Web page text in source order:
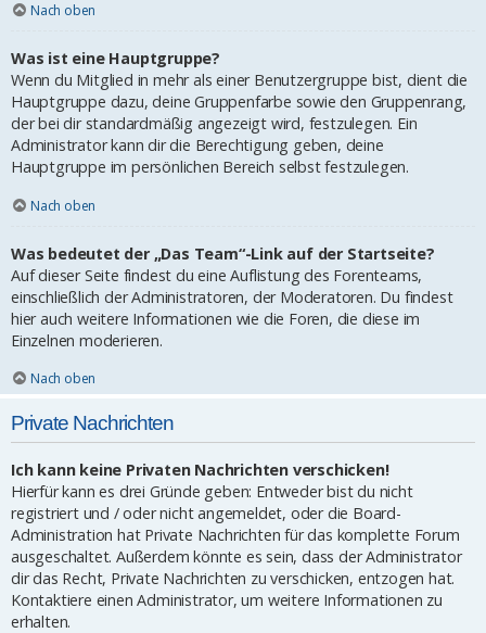
Nach oben
Was ist eine Hauptgruppe?
Wenn du Mitglied in mehr als einer Benutzergruppe bist, dient die
Hauptgruppe dazu, deine Gruppenfarbe sowie den Gruppenrang,
der bei dir standardmäßig angezeigt wird, festzulegen. Ein
Administrator kann dir die Berechtigung geben, deine
Hauptgruppe im persönlichen Bereich selbst festzulegen.
Nach oben
Was bedeutet der „Das Team“-Link auf der Startseite?
Auf dieser Seite findest du eine Auflistung des Forenteams,
einschließlich der Administratoren, der Moderatoren. Du findest
hier auch weitere Informationen wie die Foren, die diese im
Einzelnen moderieren.
Nach oben
Private Nachrichten
Ich kann keine Privaten Nachrichten verschicken!
Hierfür kann es drei Gründe geben: Entweder bist du nicht
registriert und / oder nicht angemeldet, oder die Board-
Administration hat Private Nachrichten für das komplette Forum
ausgeschaltet. Außerdem könnte es sein, dass der Administrator
dir das Recht, Private Nachrichten zu verschicken, entzogen hat.
Kontaktiere einen Administrator, um weitere Informationen zu
erhalten.